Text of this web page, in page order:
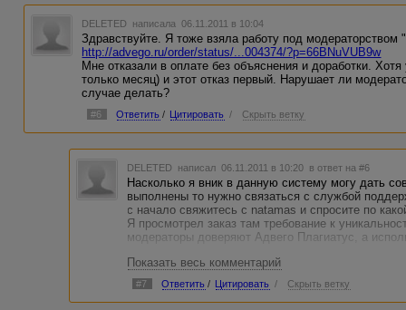
DELETED написала 06.11.2011 в 10:04
Здравствуйте. Я тоже взяла работу под модераторством
http://advego.ru/order/status/...004374/?p=66BNuVUB9w
Мне отказали в оплате без объяснения и доработки.
только месяц) и этот отказ первый. Нарушает ли
случае делать?
#6 Ответить / Цитировать / Скрыть ветку
DELETED написал 06.11.2011 в 10:20 в ответ на #6
Насколько я вник в данную систему могу дать
выполнены то нужно связаться с службой
с начало свяжитесь с natamas и спросите по
Я просмотрел заказ там требование к
модераторы доверяют Адвего Плагиатус, а
Показать весь комментарий
#7 Ответить / Цитировать / Скрыть ветку